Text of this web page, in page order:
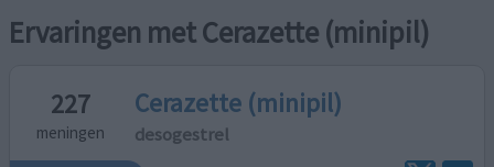
Ervaringen met Cerazette (minipil)
227
meningen
Cerazette (minipil)
desogestrel